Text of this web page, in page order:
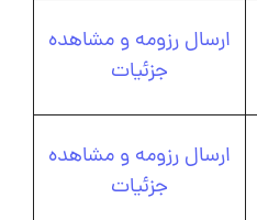
ارسال رزومه و مشاهده
جزئیات
ارسال رزومه و مشاهده
جزئیات